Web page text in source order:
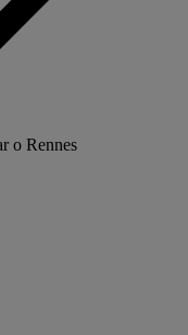
o Rennes